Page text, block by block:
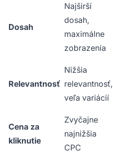
Dosah
Najširší
dosah,
maximálne
zobrazenia
Relevantnosť
Nižšia
relevantnosť,
veľa variácií
Cena za
kliknutie
Zvyčajne
najnižšia
CPC